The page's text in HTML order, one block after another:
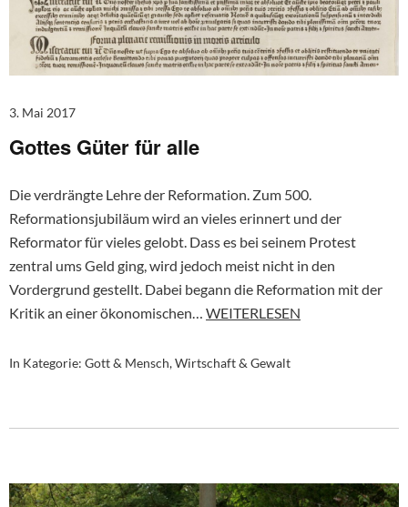
3. Mai 2017
Gottes Güter für alle
Die verdrängte Lehre der Reformation. Zum 500.
Reformationsjubiläum wird an vieles erinnert und der
Reformator für vieles gelobt. Dass es bei seinem Protest
zentral ums Geld ging, wird jedoch meist nicht in den
Vordergrund gestellt. Dabei begann die Reformation mit der
Kritik an einer ökonomischen… WEITERLESEN
In Kategorie: Gott & Mensch,Wirtschaft & Gewalt